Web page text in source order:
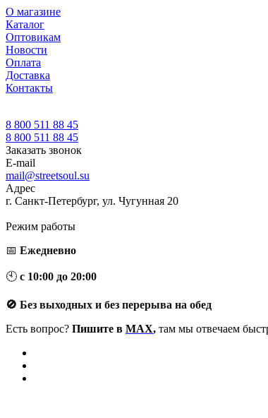
О магазине
Каталог
Оптовикам
Новости
Оплата
Доставка
Контакты
8 800 511 88 45
8 800 511 88 45
Заказать звонок
E-mail
mail@streetsoul.su
Адрес
г. Санкт-Петербург, ул. Чугунная 20
Режим работы
📅 Ежедневно
🕙 с 10:00 до 20:00
🚫 Без выходных и без перерыва на обед
Есть вопрос? Пишите в MAX, там мы отвечаем